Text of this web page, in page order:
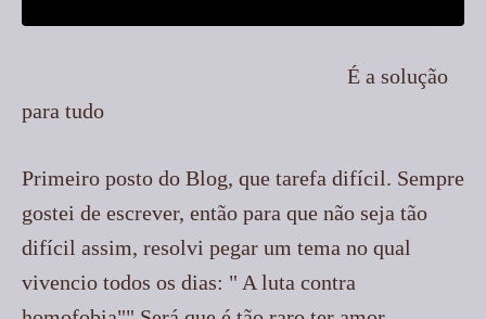
É a solução
para tudo
Primeiro posto do Blog, que tarefa difícil. Sempre
gostei de escrever, então para que não seja tão
difícil assim, resolvi pegar um tema no qual
vivencio todos os dias: " A luta contra